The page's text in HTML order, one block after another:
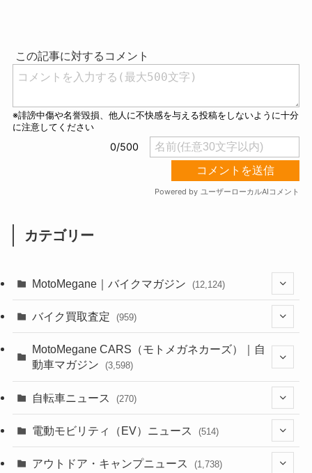
カテゴリー
MotoMegane｜バイクマガジン (12,124)
(44)
(637)
(118)
(60)
(251)
(38) (249)
(306)
(6,953)
(2,473)
(1,226)
バイク買取査定 (959)
(352)
MotoMegane CARS（モトメガネカーズ）｜自
動車マガジン
(3,598)
(185)
自転車ニュース (270)
(54)
(211)
電動モビリティ（EV）ニュース (514)
(132)
アウトドア・キャンプニュース (1,738)